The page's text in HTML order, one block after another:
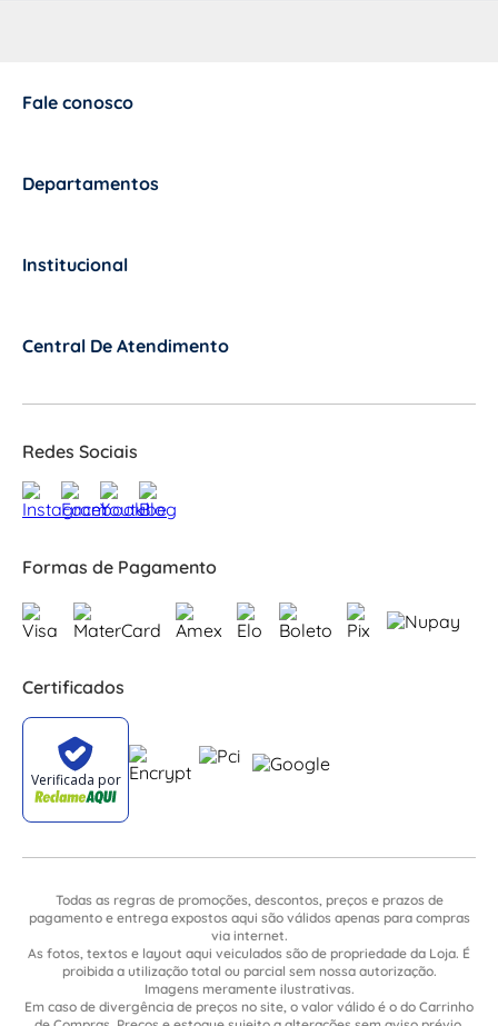
Fale conosco
Departamentos
Institucional
Central De Atendimento
Redes Sociais
Formas de Pagamento
Certificados
Todas as regras de promoções, descontos, preços e prazos de
pagamento e entrega expostos aqui são válidos apenas para compras
via internet.
As fotos, textos e layout aqui veiculados são de propriedade da Loja. É
proibida a utilização total ou parcial sem nossa autorização.
Imagens meramente ilustrativas.
Em caso de divergência de preços no site, o valor válido é o do Carrinho